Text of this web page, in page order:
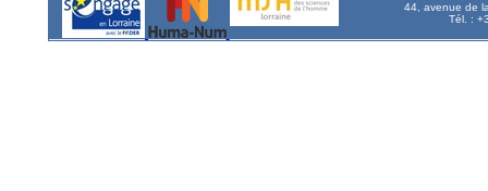
44, avenue de
Tél. :